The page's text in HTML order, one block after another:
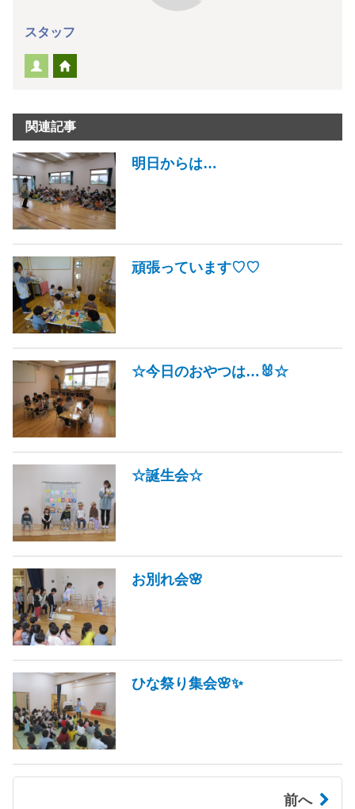
スタッフ
関連記事
明日からは…
頑張っています♡♡
☆今日のおやつは…🐰☆
☆誕生会☆
お別れ会🌸
ひな祭り集会🌸✨
前へ